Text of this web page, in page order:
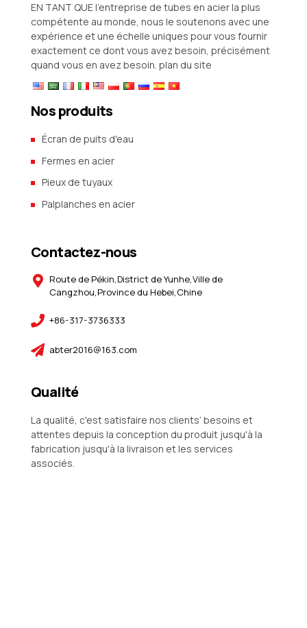
EN TANT QUE l’entreprise de tubes en acier la plus
compétente au monde, nous le soutenons avec une
expérience et une échelle uniques pour vous fournir
exactement ce dont vous avez besoin, précisément
quand vous en avez besoin. plan du site
Nos produits
Écran de puits d'eau
Fermes en acier
Pieux de tuyaux
Palplanches en acier
Contactez-nous
Route de Pékin,District de Yunhe,Ville de
Cangzhou,Province du Hebei,Chine
+86-317-3736333
abter2016@163.com
Qualité
La qualité, c'est satisfaire nos clients’ besoins et
attentes depuis la conception du produit jusqu'à la
fabrication jusqu'à la livraison et les services
associés.